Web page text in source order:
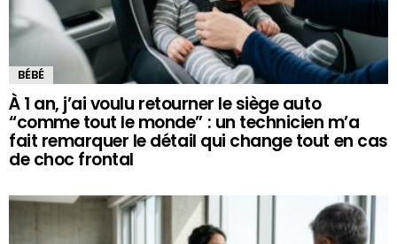
BÉBÉ
À 1 an, j’ai voulu retourner le siège auto
“comme tout le monde” : un technicien m’a
fait remarquer le détail qui change tout en cas
de choc frontal